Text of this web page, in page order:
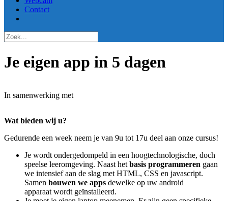
Contact
Je eigen app in 5 dagen
In samenwerking met
Wat bieden wij u?
Gedurende een week neem je van 9u tot 17u deel aan onze cursus!
Je wordt ondergedompeld in een hoogtechnologische, doch
speelse leeromgeving. Naast het basis programmeren gaan
we intensief aan de slag met HTML, CSS en javascript.
Samen bouwen we apps dewelke op uw android
apparaat wordt geïnstalleerd.